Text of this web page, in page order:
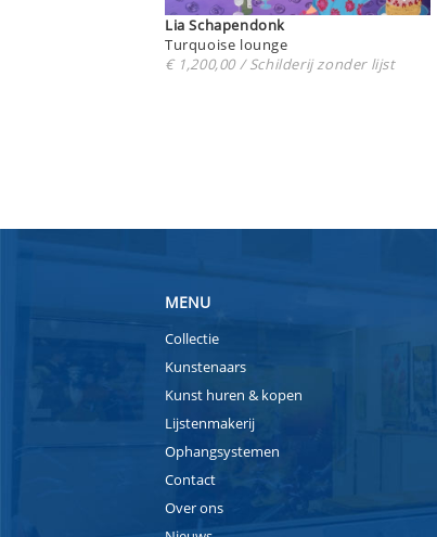
Lia Schapendonk
Turquoise lounge
€ 1,200,00 / Schilderij zonder lijst
MENU
Collectie
Kunstenaars
Kunst huren & kopen
Lijstenmakerij
Ophangsystemen
Contact
Over ons